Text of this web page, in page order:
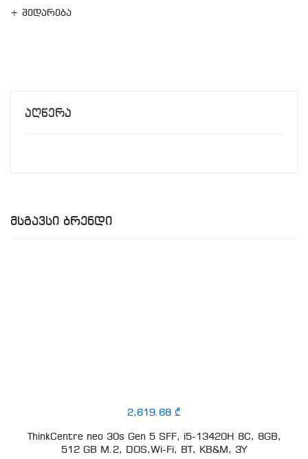
+ შედარება
Აღწერა
Მსგავსი Ბრენდი
2,619.68 ₾
ThinkCentre neo 30s Gen 5 SFF, i5-13420H 8C, 8GB,
512 GB M.2, DOS,Wi-Fi, BT, KB&M, 3Y